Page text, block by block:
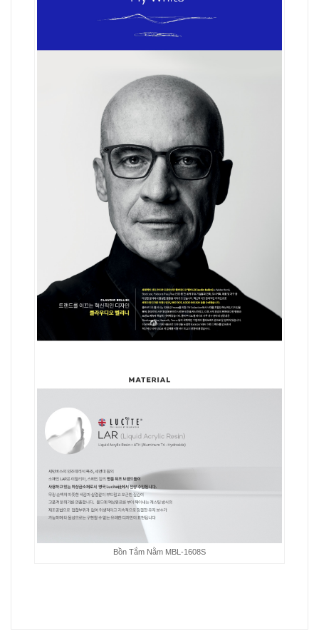
Bồn Tắm Nằm MBL-1608S